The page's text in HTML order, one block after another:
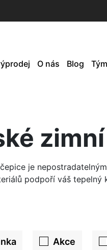
O nás Blog
je
podpoří váš tepelný
Akce